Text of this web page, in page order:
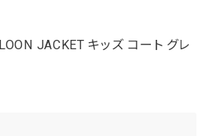
JACKET キッズ コート グレ